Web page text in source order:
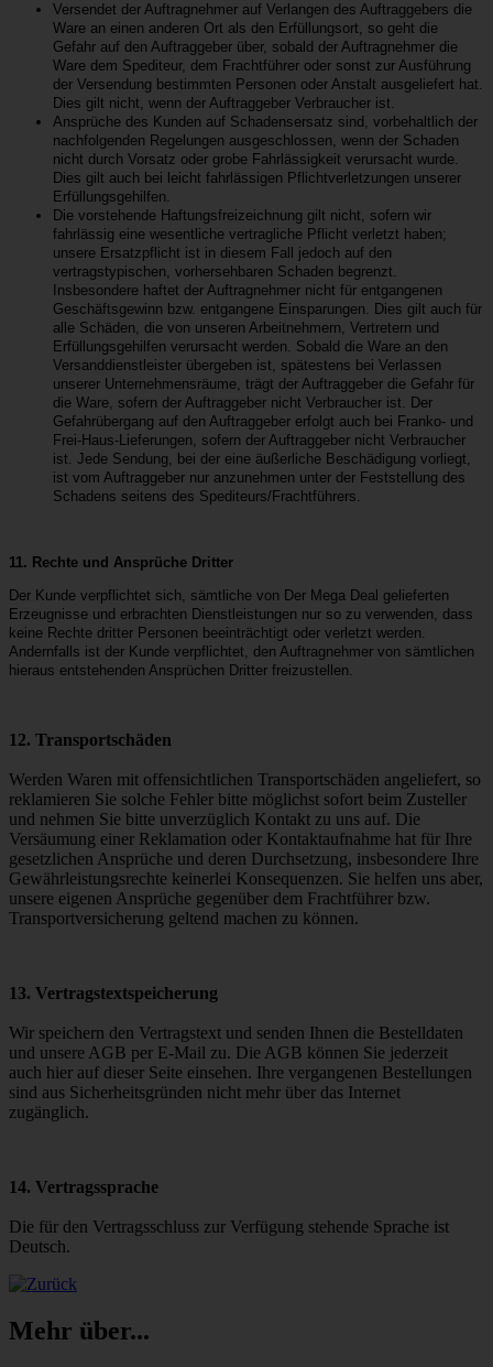
Versendet der Auftragnehmer auf Verlangen des Auftraggebers die
Ware an einen anderen Ort als den Erfüllungsort, so geht die
Gefahr auf den Auftraggeber über, sobald der Auftragnehmer die
Ware dem Spediteur, dem Frachtführer oder sonst zur Ausführung
der Versendung bestimmten Personen oder Anstalt ausgeliefert hat.
Dies gilt nicht, wenn der Auftraggeber Verbraucher ist.
Ansprüche des Kunden auf Schadensersatz sind, vorbehaltlich der
nachfolgenden Regelungen ausgeschlossen, wenn der Schaden
nicht durch Vorsatz oder grobe Fahrlässigkeit verursacht wurde.
Dies gilt auch bei leicht fahrlässigen Pflichtverletzungen unserer
Erfüllungsgehilfen.
Die vorstehende Haftungsfreizeichnung gilt nicht, sofern wir
fahrlässig eine wesentliche vertragliche Pflicht verletzt haben;
unsere Ersatzpflicht ist in diesem Fall jedoch auf den
vertragstypischen, vorhersehbaren Schaden begrenzt.
Insbesondere haftet der Auftragnehmer nicht für entgangenen
Geschäftsgewinn bzw. entgangene Einsparungen. Dies gilt auch für
alle Schäden, die von unseren Arbeitnehmern, Vertretern und
Erfüllungsgehilfen verursacht werden. Sobald die Ware an den
Versanddienstleister übergeben ist, spätestens bei Verlassen
unserer Unternehmensräume, trägt der Auftraggeber die Gefahr für
die Ware, sofern der Auftraggeber nicht Verbraucher ist. Der
Gefahrübergang auf den Auftraggeber erfolgt auch bei Franko- und
Frei-Haus-Lieferungen, sofern der Auftraggeber nicht Verbraucher
ist. Jede Sendung, bei der eine äußerliche Beschädigung vorliegt,
ist vom Auftraggeber nur anzunehmen unter der Feststellung des
Schadens seitens des Spediteurs/Frachtführers.
11. Rechte und Ansprüche Dritter
Der Kunde verpflichtet sich, sämtliche von Der Mega Deal gelieferten
Erzeugnisse und erbrachten Dienstleistungen nur so zu verwenden, dass
keine Rechte dritter Personen beeinträchtigt oder verletzt werden.
Andernfalls ist der Kunde verpflichtet, den Auftragnehmer von sämtlichen
hieraus entstehenden Ansprüchen Dritter freizustellen.
12. Transportschäden
Werden Waren mit offensichtlichen Transportschäden angeliefert, so
reklamieren Sie solche Fehler bitte möglichst sofort beim Zusteller
und nehmen Sie bitte unverzüglich Kontakt zu uns auf. Die
Versäumung einer Reklamation oder Kontaktaufnahme hat für Ihre
gesetzlichen Ansprüche und deren Durchsetzung, insbesondere Ihre
Gewährleistungsrechte keinerlei Konsequenzen. Sie helfen uns aber,
unsere eigenen Ansprüche gegenüber dem Frachtführer bzw.
Transportversicherung geltend machen zu können.
13. Vertragstextspeicherung
Wir speichern den Vertragstext und senden Ihnen die Bestelldaten
und unsere AGB per E-Mail zu. Die AGB können Sie jederzeit
auch hier auf dieser Seite einsehen. Ihre vergangenen Bestellungen
sind aus Sicherheitsgründen nicht mehr über das Internet
zugänglich.
14. Vertragssprache
Die für den Vertragsschluss zur Verfügung stehende Sprache ist
Deutsch.
Mehr über...